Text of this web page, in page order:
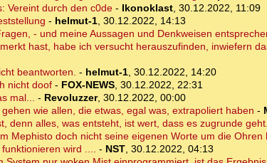
Vereint durch den c0de- Ikonoklast, 30.12.2022, 11:09
- helmut-1, 30.12.2022, 14:13
- und meine Aussagen und Denkweisen
hast, habe ich versucht herauszufinden, inwiefern
beantworten. - helmut-1, 30.12.2022, 14:20
nicht doof- FOX-NEWS, 30.12.2022, 22:31
mal... - Revoluzzer, 30.12.2022, 00:00
wie allen, die etwas, egal was, extrapoliert haben -
denn alles, was entsteht, ist wert, dass es zugrunde geht.
Mephisto doch nicht seine eigenen Worte um die Ohren
wird .... - NST, 30.12.2022, 04:13